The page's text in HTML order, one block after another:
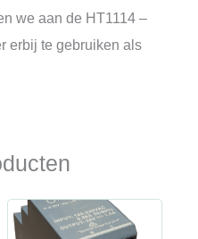
we aan de HT1114 –
erbij te gebruiken als